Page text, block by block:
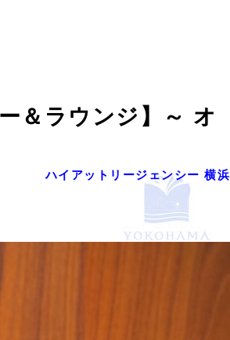
＆ラウンジ】～ オ
ハイアットリージェンシー 横浜